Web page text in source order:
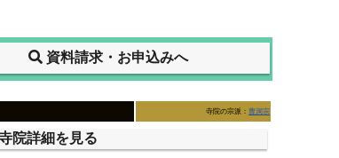
資料請求・お申込みへ
寺院の宗派： 曹洞宗
院詳細を見る